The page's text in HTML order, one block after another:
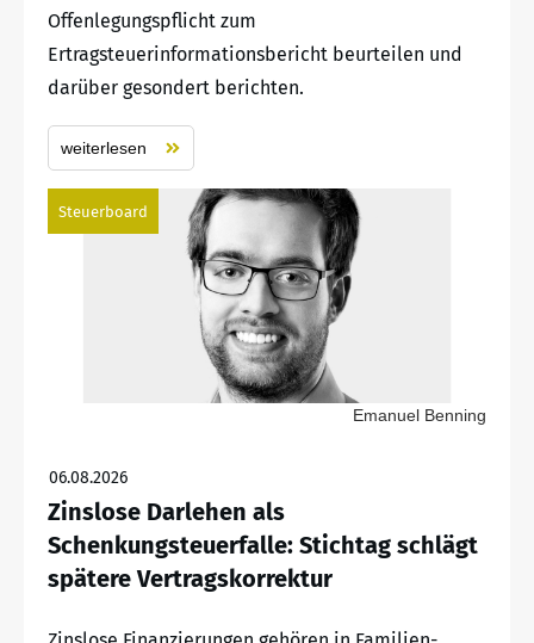
Offenlegungspflicht zum
Ertragsteuerinformationsbericht beurteilen und
darüber gesondert berichten.
weiterlesen
Steuerboard
Emanuel Benning
06.08.2026
Zinslose Darlehen als
Schenkungsteuerfalle: Stichtag schlägt
spätere Vertragskorrektur